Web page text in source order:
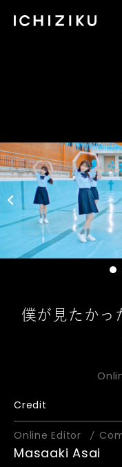
僕が見たか
Credit
Online Editor
Masaaki Asai